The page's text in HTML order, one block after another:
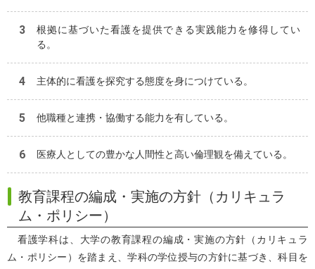
根拠に基づいた看護を提供できる実践能力を修得してい
る。
主体的に看護を探究する態度を身につけている。
他職種と連携・協働する能力を有している。
医療人としての豊かな人間性と高い倫理観を備えている。
教育課程の編成・実施の方針（カリキュラ
ム・ポリシー）
看護学科は、大学の教育課程の編成・実施の方針（カリキュラ
ム・ポリシー）を踏まえ、学科の学位授与の方針に基づき、科目を